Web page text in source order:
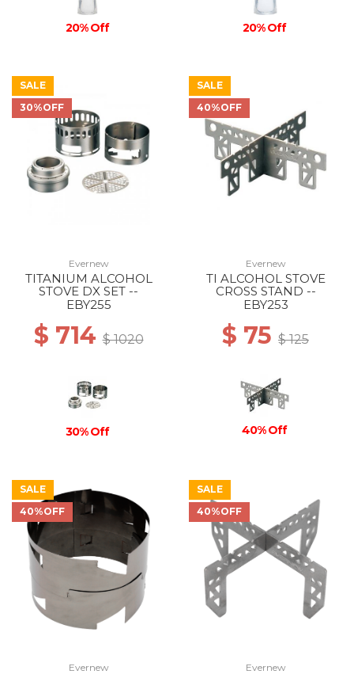
20% Off 20% Off
SALE
30%OFF
Evernew
TITANIUM ALCOHOL
STOVE DX SET --
EBY255
$ 714$ 1020
30% Off
SALE
40%OFF
Evernew
TI ALCOHOL STOVE
CROSS STAND --
EBY253
$ 75 $ 125
40% Off
SALE
40%OFF
Evernew
SALE
40%OFF
Evernew